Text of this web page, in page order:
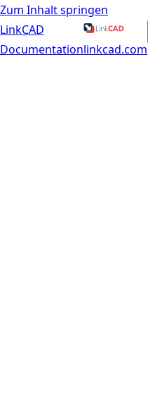
Zum Inhalt springen
LinkCAD
Documentationlinkcad.com